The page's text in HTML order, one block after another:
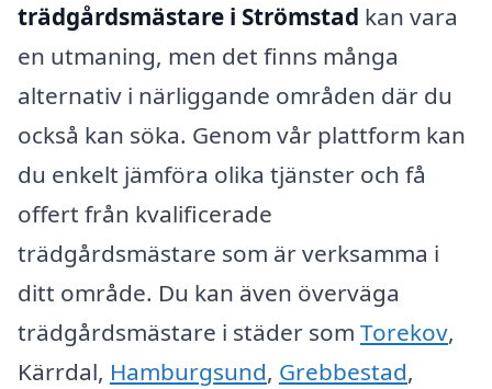
trädgårdsmästare i Strömstad kan vara
en utmaning, men det finns många
alternativ i närliggande områden där du
också kan söka. Genom vår plattform kan
du enkelt jämföra olika tjänster och få
offert från kvalificerade
trädgårdsmästare som är verksamma i
ditt område. Du kan även överväga
trädgårdsmästare i städer som Torekov,
Kärrdal, Hamburgsund, Grebbestad,